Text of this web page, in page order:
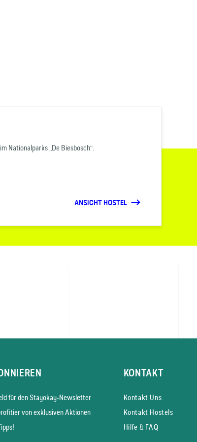
Nationalparks „De Biesbosch“.
ANSICHT HOSTEL
für den Stayokay-News­letter
von exklusiven Aktionen
KONTAKT
Kontakt Uns
Kontakt Hostels
Hilfe & FAQ